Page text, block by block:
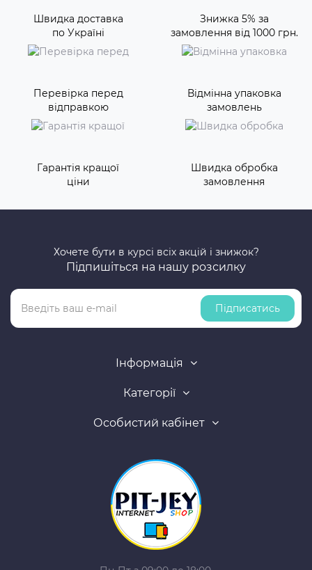
Швидка доставка
по Україні
Знижка 5% за
замовлення від 1000 грн.
Перевірка перед
відправкою
Відмінна упаковка
замовлень
Гарантія кращої
ціни
Швидка обробка
замовлення
Хочете бути в курсі всіх акцій і знижок?
Підпишіться на нашу розсилку
Підписатись
Інформація
Категорії
Особистий кабінет